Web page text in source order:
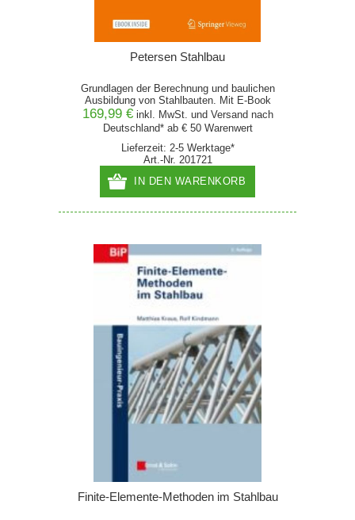
Petersen Stahlbau
Grundlagen der Berechnung und baulichen
Ausbildung von Stahlbauten. Mit E-Book
169,99 € inkl. MwSt. und Versand nach
Deutschland* ab € 50 Warenwert
Lieferzeit: 2-5 Werktage*
Art.-Nr. 201721
IN DEN WARENKORB
Finite-Elemente-Methoden im Stahlbau